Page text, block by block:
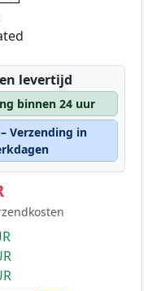
levertijd
binnen 24 uur
Verzending in